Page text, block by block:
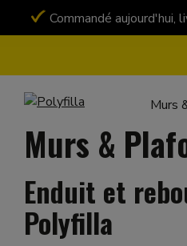
Commandé aujourd'hui,
Murs
Murs &
Enduit et
Polyfilla